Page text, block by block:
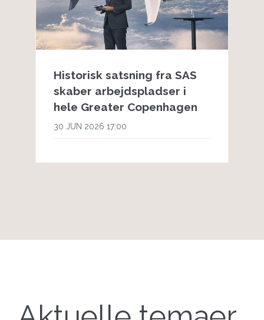
Historisk satsning fra SAS
skaber arbejdspladser i
hele Greater Copenhagen
30 JUN 2026 17:00